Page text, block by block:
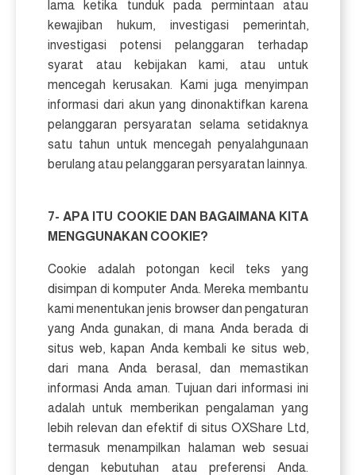
lama ketika tunduk pada permintaan atau
kewajiban hukum, investigasi pemerintah,
investigasi potensi pelanggaran terhadap
syarat atau kebijakan kami, atau untuk
mencegah kerusakan. Kami juga menyimpan
informasi dari akun yang dinonaktifkan karena
pelanggaran persyaratan selama setidaknya
satu tahun untuk mencegah penyalahgunaan
berulang atau pelanggaran persyaratan lainnya.
7- APA ITU COOKIE DAN BAGAIMANA KITA
MENGGUNAKAN COOKIE?
Cookie adalah potongan kecil teks yang
disimpan di komputer Anda. Mereka membantu
kami menentukan jenis browser dan pengaturan
yang Anda gunakan, di mana Anda berada di
situs web, kapan Anda kembali ke situs web,
dari mana Anda berasal, dan memastikan
informasi Anda aman. Tujuan dari informasi ini
adalah untuk memberikan pengalaman yang
lebih relevan dan efektif di situs OXShare Ltd,
termasuk menampilkan halaman web sesuai
dengan kebutuhan atau preferensi Anda.